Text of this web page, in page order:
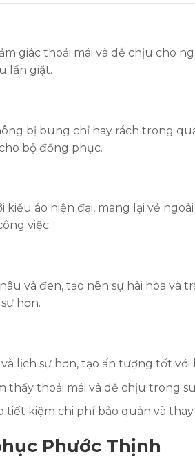
giác thoải mái và dễ chịu cho
lần giặt.
bị bung chỉ hay rách trong
bộ đồng phục.
áo hiện đại, mang lại vẻ
việc.
và đen, tạo nên sự hài hòa và
hơn.
lịch sự hơn, tạo ấn tượng tốt với
thoải mái và dễ chịu trong
kiệm chi phí bảo quản và
Phước Thịnh